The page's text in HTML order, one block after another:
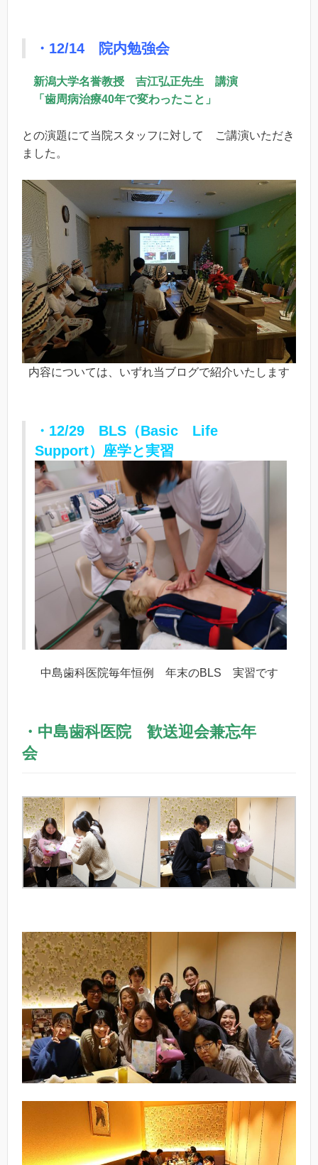
・12/14 院内勉強会
新潟大学名誉教授 吉江弘正先生 講演
「歯周病治療40年で変わったこと」
との演題にて当院スタッフに対して ご講演いただき
ました。
内容については、いずれ当ブログで紹介いたします
・12/29 BLS（Basic Life
Support）座学と実習
中島歯科医院毎年恒例 年末のBLS 実習です
・中島歯科医院 歓送迎会兼忘年
会